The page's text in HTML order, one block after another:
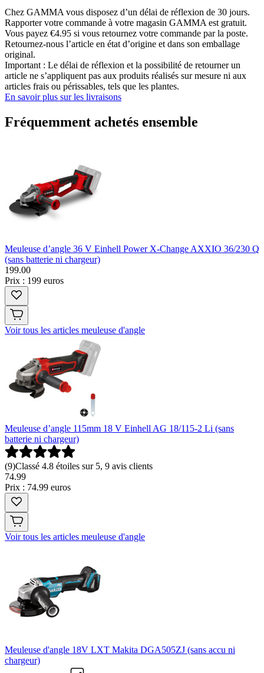
Chez GAMMA vous disposez d’un délai de réflexion de 30 jours.
Rapporter votre commande à votre magasin GAMMA est gratuit.
Vous payez €4.95 si vous retournez votre commande par la poste.
Retournez-nous l’article en état d’origine et dans son emballage
original.
Important : Le délai de réflexion et la possibilité de retourner un
article ne s’appliquent pas aux produits réalisés sur mesure ni aux
articles frais ou périssables, tels que les plantes.
En savoir plus sur les livraisons
Fréquemment achetés ensemble
Meuleuse d’angle 36 V Einhell Power X-Change AXXIO 36/230 Q
(sans batterie ni chargeur)
199.00
Prix : 199 euros
Voir tous les articles meuleuse d'angle
Meuleuse d’angle 115mm 18 V Einhell AG 18/115-2 Li (sans
batterie ni chargeur)
(9)Classé 4.8 étoiles sur 5, 9 avis clients
74.99
Prix : 74.99 euros
Voir tous les articles meuleuse d'angle
Meuleuse d'angle 18V LXT Makita DGA505ZJ (sans accu ni
chargeur)